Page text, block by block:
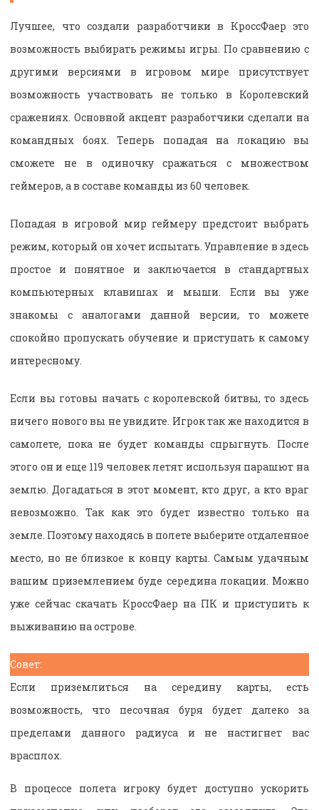
Лучшее, что создали разработчики в КроссФаер это
возможность выбирать режимы игры. По сравнению с
другими версиями в игровом мире присутствует
возможность участвовать не только в Королевский
сражениях. Основной акцент разработчики сделали на
командных боях. Теперь попадая на локацию вы
сможете не в одиночку сражаться с множеством
геймеров, а в составе команды из 60 человек.
Попадая в игровой мир геймеру предстоит выбрать
режим, который он хочет испытать. Управление в здесь
простое и понятное и заключается в стандартных
компьютерных клавишах и мыши. Если вы уже
знакомы с аналогами данной версии, то можете
спокойно пропускать обучение и приступать к самому
интересному.
Если вы готовы начать с королевской битвы, то здесь
ничего нового вы не увидите. Игрок так же находится в
самолете, пока не будет команды спрыгнуть. После
этого он и еще 119 человек летят используя парашют на
землю. Догадаться в этот момент, кто друг, а кто враг
невозможно. Так как это будет известно только на
земле. Поэтому находясь в полете выберите отдаленное
место, но не близкое к концу карты. Самым удачным
вашим приземлением буде середина локации. Можно
уже сейчас скачать КроссФаер на ПК и приступить к
выживанию на острове.
Совет:
Если приземлиться на середину карты, есть
возможность, что песочная буря будет далеко за
пределами данного радиуса и не настигнет вас
врасплох.
В процессе полета игроку будет доступно ускорить